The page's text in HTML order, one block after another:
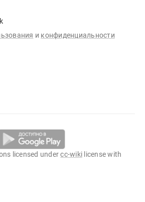
и конфиденциальности
licensed undercc-wiki license with